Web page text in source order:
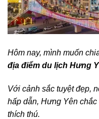
Hôm nay, mình muốn
địa điểm du lịch Hưng
Với cảnh sắc tuyệt đẹp,
hấp dẫn, Hưng Yên
thích thú.